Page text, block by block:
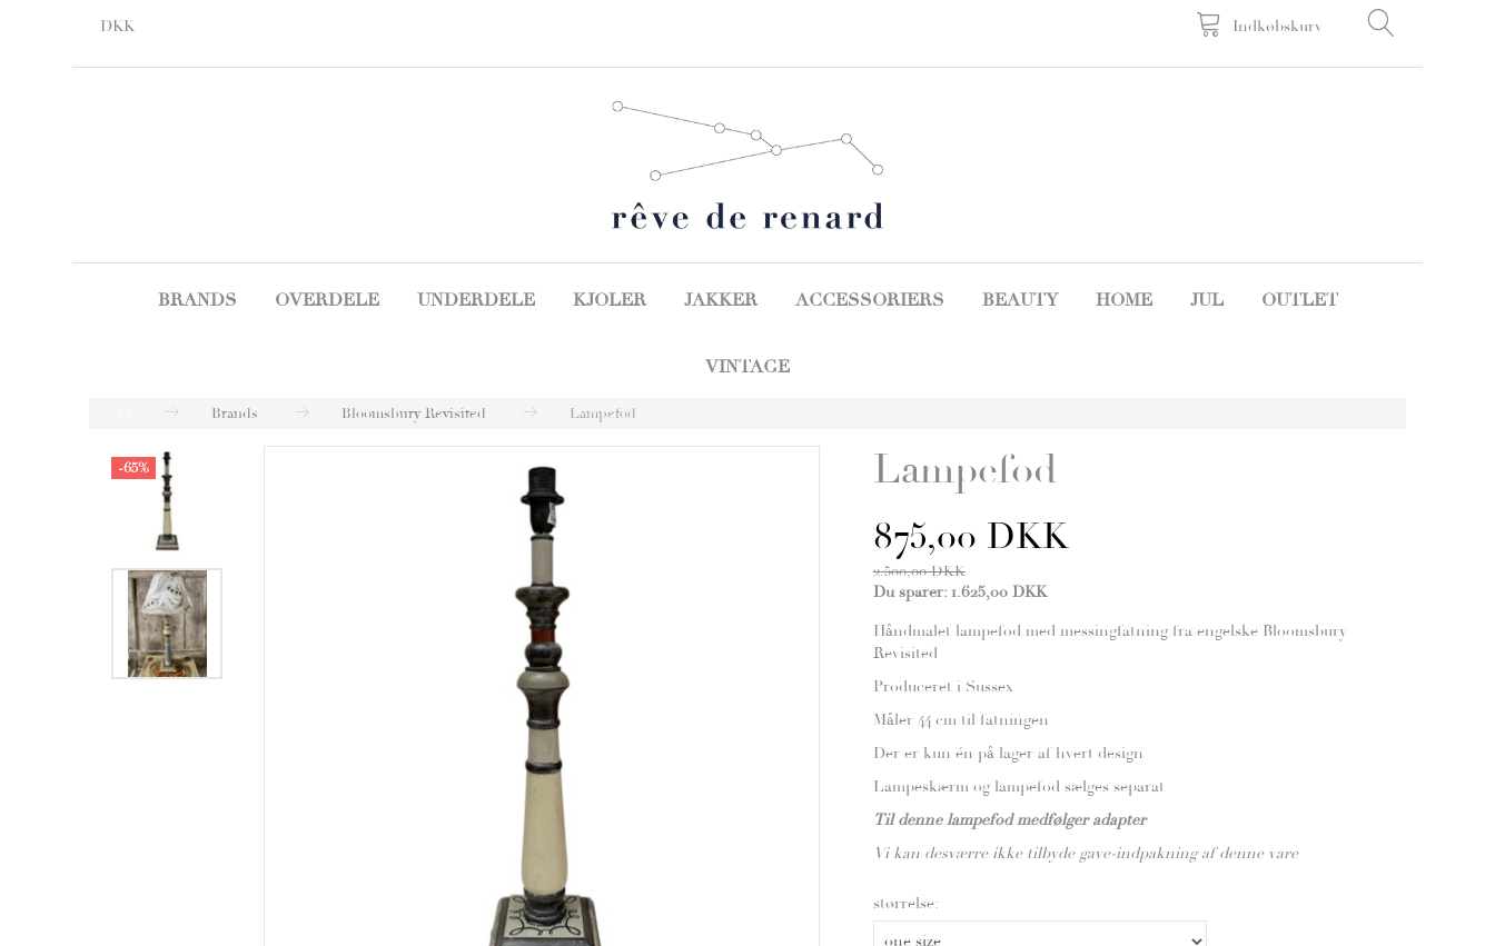
DKK Indkøbskurv
BRANDS OVERDELE UNDERDELE KJOLER JAKKER ACCESSORIERS BEAUTY HOME JUL OUTLET
VINTAGE
Brands Bloomsbury Revisited Lampefod
-65% Lampefod
875,00 DKK
2.500,00 DKK
Du sparer: 1.625,00 DKK
Håndmalet lampefod med messingfatning fra engelske Bloomsbury
Revisited
Produceret i Sussex
Måler 44 cm til fatningen
Der er kun én på lager af hvert design
Lampeskærm og lampefod sælges separat
Til denne lampefod medfølger adapter
Vi kan desværre ikke tilbyde gave-indpakning af denne vare
størrelse: